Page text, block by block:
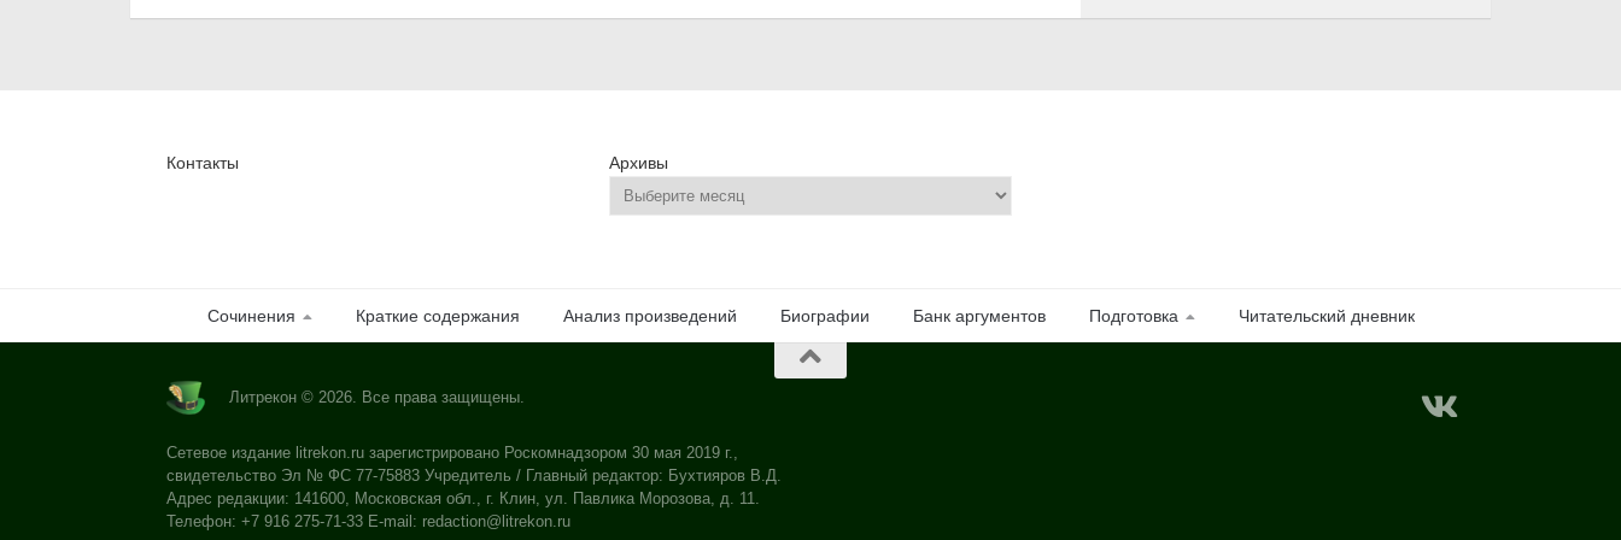
Контакты Архивы
Сочинения Краткие содержания Анализ произведений Биографии Банк аргументов Подготовка Читательский дневник
Литрекон © 2026. Все права защищены.
Сетевое издание litrekon.ru зарегистрировано Роскомнадзором 30 мая 2019 г.,
свидетельство Эл № ФС 77-75883 Учредитель / Главный редактор: Бухтияров В.Д.
Адрес редакции: 141600, Московская обл., г. Клин, ул. Павлика Морозова, д. 11.
Телефон: +7 916 275-71-33 E-mail: redaction@litrekon.ru